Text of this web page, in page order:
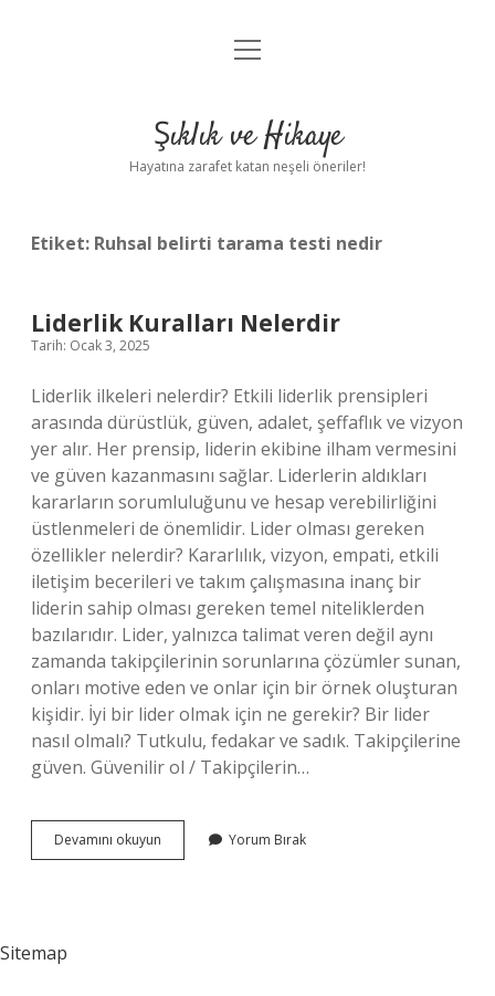
Anasayfa
Yasal Uyarı
menüyü
Şıklık ve Hikaye
Hayatına zarafet katan neşeli öneriler!
Etiket: Ruhsal belirti tarama testi nedir
Liderlik Kuralları Nelerdir
Tarih: Ocak 3, 2025
Liderlik ilkeleri nelerdir? Etkili liderlik prensipleri
arasında dürüstlük, güven, adalet, şeffaflık ve vizyon
yer alır. Her prensip, liderin ekibine ilham vermesini
ve güven kazanmasını sağlar. Liderlerin aldıkları
kararların sorumluluğunu ve hesap verebilirliğini
üstlenmeleri de önemlidir. Lider olması gereken
özellikler nelerdir? Kararlılık, vizyon, empati, etkili
iletişim becerileri ve takım çalışmasına inanç bir
liderin sahip olması gereken temel niteliklerden
bazılarıdır. Lider, yalnızca talimat veren değil aynı
zamanda takipçilerinin sorunlarına çözümler sunan,
onları motive eden ve onlar için bir örnek oluşturan
kişidir. İyi bir lider olmak için ne gerekir? Bir lider
nasıl olmalı? Tutkulu, fedakar ve sadık. Takipçilerine
güven. Güvenilir ol / Takipçilerin…
Devamını okuyun
Kuralları
Yorum Bırak
Sitemap